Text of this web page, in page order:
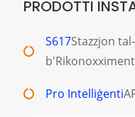
PRODOTTI
S617Stazzjon
Pro Intelliġenti